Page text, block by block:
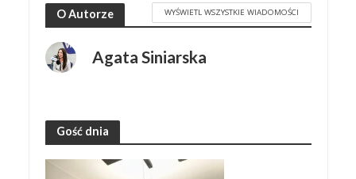
O Autorze WYŚWIETL WSZYSTKIE WIADOMOŚCI
Agata Siniarska
Gość dnia